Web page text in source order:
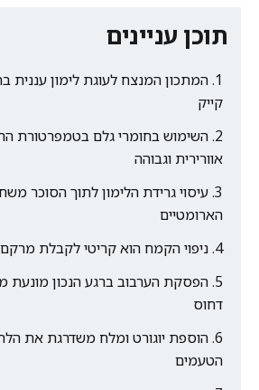
תוכן עניינים
המתכון המנצח לעוגת לימון עננית
קייק
השימוש בחומרי גלם בטמפרטורת
אוורירית וגבוהה
עיסוי גרידת הלימון לתוך הסוכר
הארומטיים
ניפוי הקמח הוא קריטי לקבלת
הפסקת הערבוב ברגע הנכון מונעת
דחוס
הוספת יוגורט ומלח משדרגת את
הטעמים